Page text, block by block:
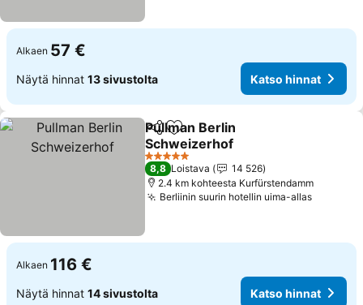
Alkaen 57 €
Näytä hinnat 13 sivustolta Katso hinnat
Jaa Lisää suosikkeihin
Pullman Berlin
Schweizerhof
Katso hinnat
5 Tähtiluokitus
8,8 Loistava
14 526
2.4 km kohteesta Kurfürstendamm
Berliinin suurin hotellin uima-allasKatso
Alkaen 116 €
Näytä hinnat 14 sivustolta Katso hinnat